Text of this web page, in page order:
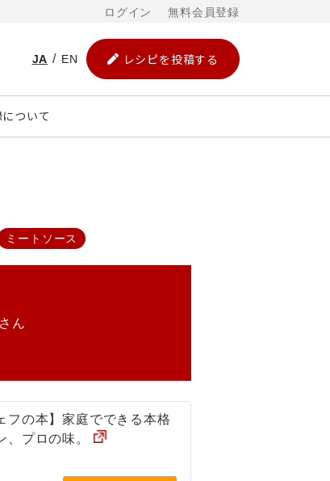
ログイン 無料会員登録
JA EN レシピを投稿する
ついて
ミートソース
ん
フの本】家庭でできる本格
、プロの味。